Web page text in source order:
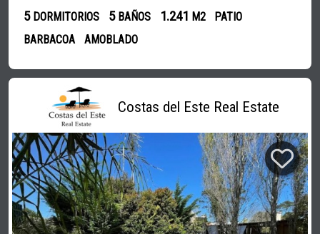
5DORMITORIOS 5BAÑOS 1.241 M2
PATIO
BARBACOA
AMOBLADO
Costas del Este Real Estate